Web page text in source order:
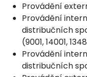
Provádění
Provádění
distribučních
(9001, 14001,
Provádění
distribučních